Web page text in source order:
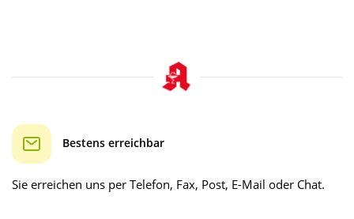
Bestens erreichbar
Sie erreichen uns per Telefon, Fax, Post, E-Mail oder Chat.